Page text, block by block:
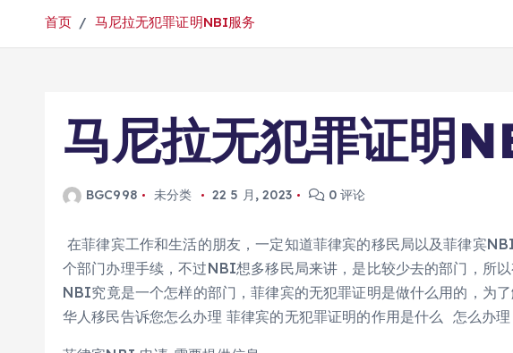
首页 马尼拉无犯罪证明NBI服务
马尼拉无犯罪证明
BGC998 未分类 22 5 月, 2023 0 评论
在菲律宾工作和生活的朋友，一定知道菲律宾的移民局以及菲律宾
个部门办理手续，不过NBI想多移民局来讲，是比较少去的部门，所
NBI究竟是一个怎样的部门，菲律宾的无犯罪证明是做什么用的，为
华人移民告诉您怎么办理 菲律宾的无犯罪证明的作用是什么 怎么办理